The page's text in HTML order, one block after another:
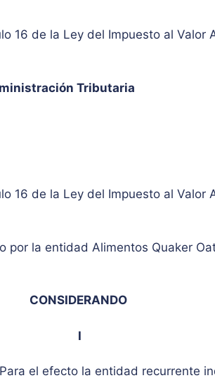
16 de la Ley del Impuesto al Valor
Tributaria
16 de la Ley del Impuesto al Valor
por la entidad Alimentos Quaker
CONSIDERANDO
I
el efecto la entidad recurrente